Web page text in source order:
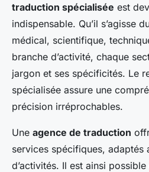
traduction spécialisée est
indispensable. Qu’il s’agisse
médical, scientifique,
branche d’activité, chaque
jargon et ses spécificités. Le
spécialisée assure une
précision irréprochables.
Une agence de traduction
services spécifiques, adaptés
d’activités. Il est ainsi